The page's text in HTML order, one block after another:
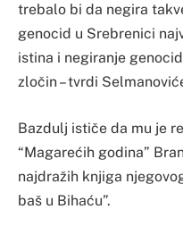
trebalo bi da negira
genocid u Srebrenici
istina i negiranje
zločin – tvrdi
Bazdulj ističe da mu je
“Magarećih godina”
najdražih knjiga
baš u Bihaću”.